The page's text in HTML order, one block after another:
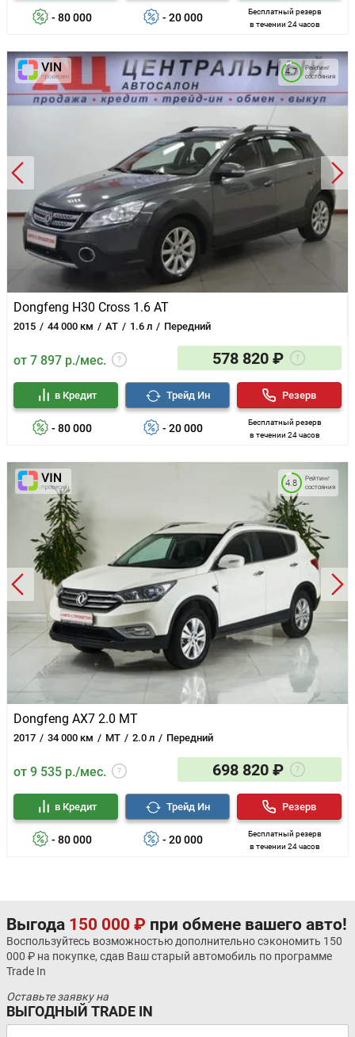
- 80 000 - 20 000
Бесплатный резерв
в течении 24 часов
Dongfeng H30 Cross 1.6 AT
2015 44 000 км AT 1.6 л Передний
Рейтинг
состояния
4.7
от 7 897 р./мес. 578 820 ₽
- 80 000
в Кредит
- 20 000
Трейд Ин
Бесплатный резерв
в течении 24 часов
Резерв
Dongfeng AX7 2.0 MT
2017 34 000 км MT 2.0 л Передний
Рейтинг
состояния
4.8
от 9 535 р./мес. 698 820 ₽
- 80 000
в Кредит
- 20 000
Трейд Ин
Бесплатный резерв
в течении 24 часов
Резерв
Выгода 150 000 ₽ при обмене вашего авто!
Воспользуйтесь возможностью дополнительно сэкономить 150
000 ₽ на покупке, сдав Ваш старый автомобиль по программе
Trade In
Оставьте заявку на
ВЫГОДНЫЙ TRADE IN